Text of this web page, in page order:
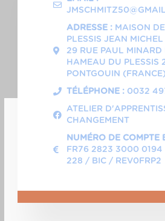
ADRESSE : MAISON
PLESSIS JEAN
29 RUE PAUL MINARD
HAMEAU DU PLESSIS
PONTGOUIN (FRANCE)
TÉLÉPHONE : 0032
ATELIER
CHANGEMENT
NUMÉRO DE COMPTE
FR76 2823 3000
228 / BIC / REV0FRP2